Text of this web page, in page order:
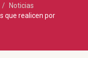
Noticias
que realicen por